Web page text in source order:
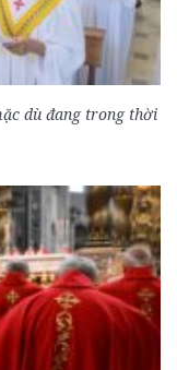
dù đang trong thời